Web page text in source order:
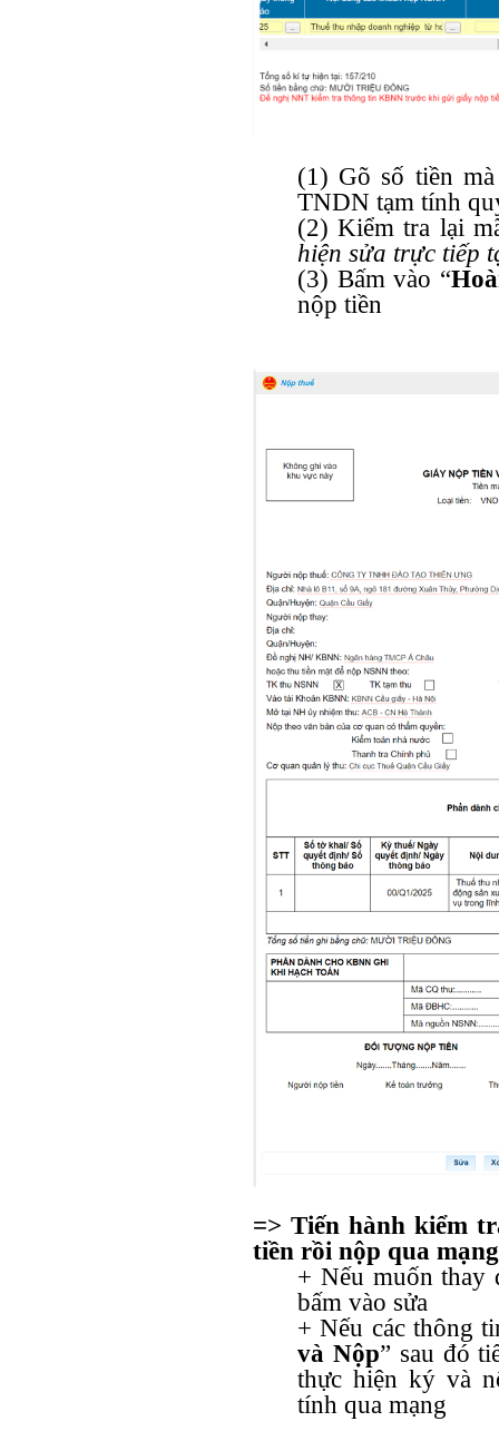
(1) Gõ số tiền
TNDN tạm tính
(2) Kiểm tra lại
hiện sửa trực tiếp
(3) Bấm vào “
nộp tiền
=> Tiến hành kiểm
tiền rồi nộp qua mạng
+ Nếu muốn
bấm vào sửa
+ Nếu các thông
và Nộp” sau đó
thực hiện ký và
tính qua mạng